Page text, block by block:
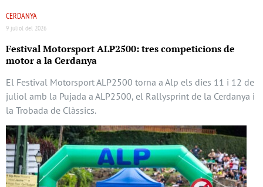
CERDANYA
9 juliol del 2026
Festival Motorsport ALP2500: tres competicions de
motor a la Cerdanya
El Festival Motorsport ALP2500 torna a Alp els dies 11 i 12 de
juliol amb la Pujada a ALP2500, el Rallysprint de la Cerdanya i
la Trobada de Clàssics.